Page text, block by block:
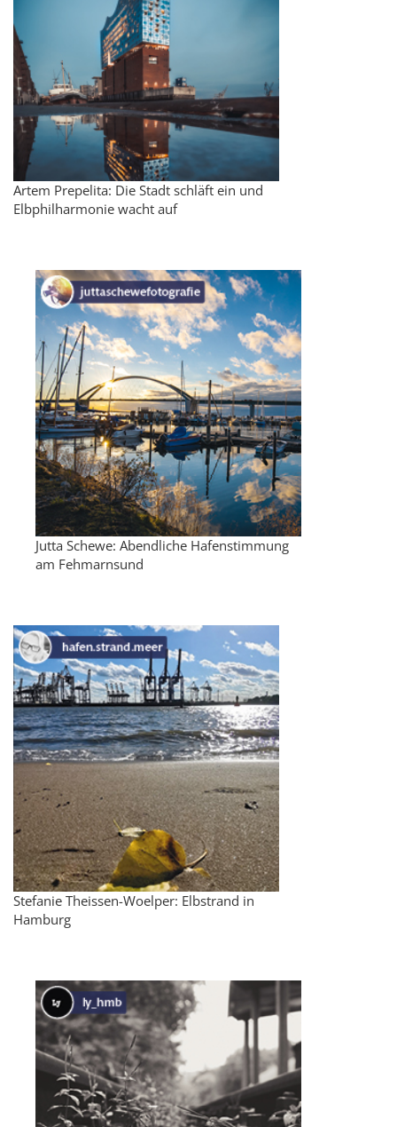
Artem Prepelita: Die Stadt schläft ein und
Elbphilharmonie wacht auf
Jutta Schewe: Abendliche Hafenstimmung
am Fehmarnsund
Stefanie Theissen-Woelper: Elbstrand in
Hamburg